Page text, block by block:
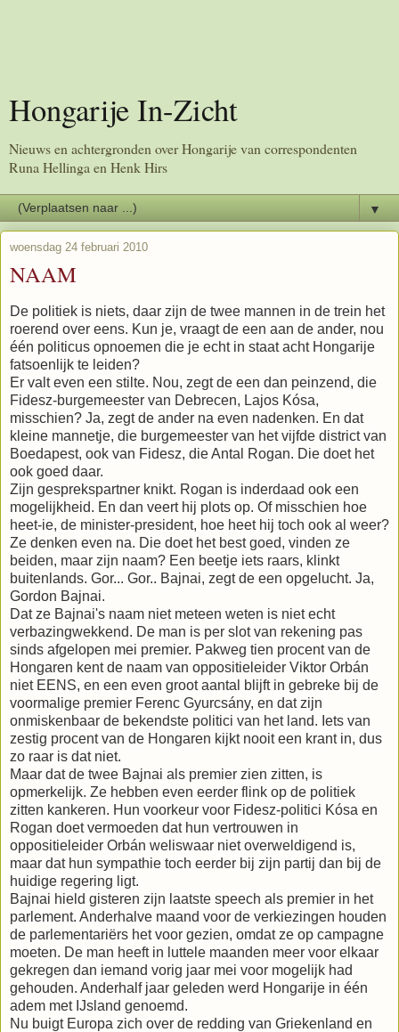
Hongarije In-Zicht
Nieuws en achtergronden over Hongarije van correspondenten
Runa Hellinga en Henk Hirs
▼
woensdag 24 februari 2010
NAAM
De politiek is niets, daar zijn de twee mannen in de trein het
roerend over eens. Kun je, vraagt de een aan de ander, nou
één politicus opnoemen die je echt in staat acht Hongarije
fatsoenlijk te leiden?
Er valt even een stilte. Nou, zegt de een dan peinzend, die
Fidesz-burgemeester van Debrecen, Lajos Kósa,
misschien? Ja, zegt de ander na even nadenken. En dat
kleine mannetje, die burgemeester van het vijfde district van
Boedapest, ook van Fidesz, die Antal Rogan. Die doet het
ook goed daar.
Zijn gesprekspartner knikt. Rogan is inderdaad ook een
mogelijkheid. En dan veert hij plots op. Of misschien hoe
heet-ie, de minister-president, hoe heet hij toch ook al weer?
Ze denken even na. Die doet het best goed, vinden ze
beiden, maar zijn naam? Een beetje iets raars, klinkt
buitenlands. Gor... Gor.. Bajnai, zegt de een opgelucht. Ja,
Gordon Bajnai.
Dat ze Bajnai's naam niet meteen weten is niet echt
verbazingwekkend. De man is per slot van rekening pas
sinds afgelopen mei premier. Pakweg tien procent van de
Hongaren kent de naam van oppositieleider Viktor Orbán
niet EENS, en een even groot aantal blijft in gebreke bij de
voormalige premier Ferenc Gyurcsány, en dat zijn
onmiskenbaar de bekendste politici van het land. Iets van
zestig procent van de Hongaren kijkt nooit een krant in, dus
zo raar is dat niet.
Maar dat de twee Bajnai als premier zien zitten, is
opmerkelijk. Ze hebben even eerder flink op de politiek
zitten kankeren. Hun voorkeur voor Fidesz-politici Kósa en
Rogan doet vermoeden dat hun vertrouwen in
oppositieleider Orbán weliswaar niet overweldigend is,
maar dat hun sympathie toch eerder bij zijn partij dan bij de
huidige regering ligt.
Bajnai hield gisteren zijn laatste speech als premier in het
parlement. Anderhalve maand voor de verkiezingen houden
de parlementariërs het voor gezien, omdat ze op campagne
moeten. De man heeft in luttele maanden meer voor elkaar
gekregen dan iemand vorig jaar mei voor mogelijk had
gehouden. Anderhalf jaar geleden werd Hongarije in één
adem met IJsland genoemd.
Nu buigt Europa zich over de redding van Griekenland en